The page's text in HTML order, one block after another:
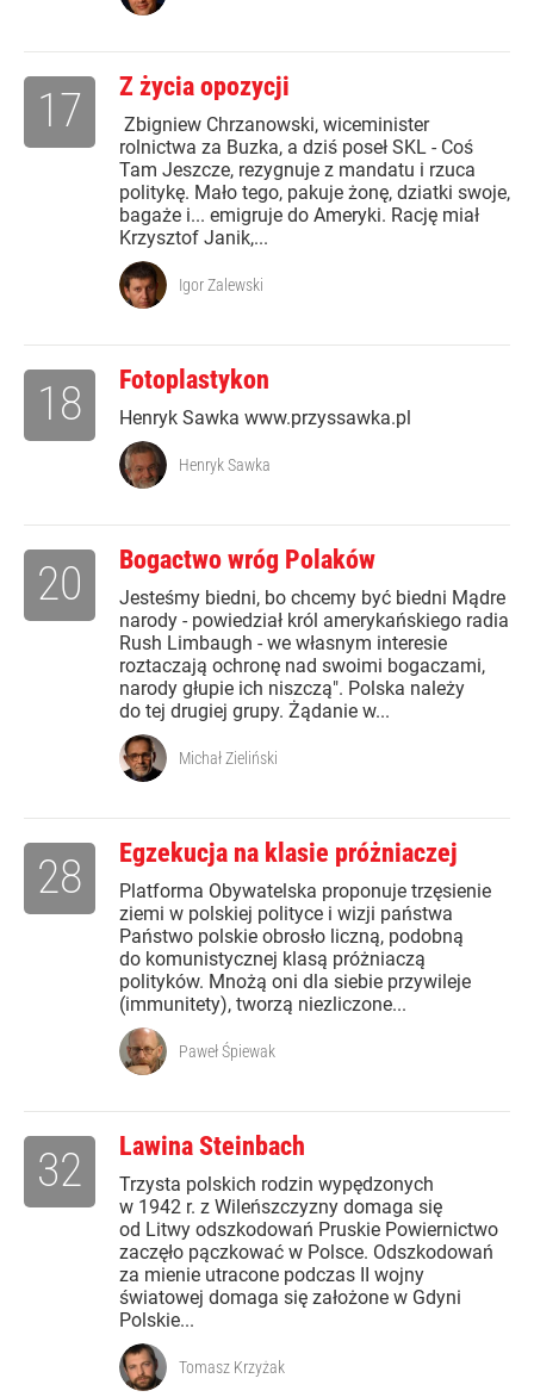
Z życia opozycji
Zbigniew Chrzanowski, wiceminister
rolnictwa za Buzka, a dziś poseł SKL - Coś
Tam Jeszcze, rezygnuje z mandatu i rzuca
politykę. Mało tego, pakuje żonę, dziatki swoje,
bagaże i... emigruje do Ameryki. Rację miał
Krzysztof Janik,...
17
Igor Zalewski
Fotoplastykon
Henryk Sawka www.przyssawka.pl
18
Henryk Sawka
Bogactwo wróg Polaków
Jesteśmy biedni, bo chcemy być biedni Mądre
narody - powiedział król amerykańskiego radia
Rush Limbaugh - we własnym interesie
roztaczają ochronę nad swoimi bogaczami,
narody głupie ich niszczą". Polska należy
do tej drugiej grupy. Żądanie w...
20
Michał Zieliński
Egzekucja na klasie próżniaczej
Platforma Obywatelska proponuje trzęsienie
ziemi w polskiej polityce i wizji państwa
Państwo polskie obrosło liczną, podobną
do komunistycznej klasą próżniaczą
polityków. Mnożą oni dla siebie przywileje
(immunitety), tworzą niezliczone...
28
Paweł Śpiewak
Lawina Steinbach
Trzysta polskich rodzin wypędzonych
w 1942 r. z Wileńszczyzny domaga się
od Litwy odszkodowań Pruskie Powiernictwo
zaczęło pączkować w Polsce. Odszkodowań
za mienie utracone podczas II wojny
światowej domaga się założone w Gdyni
Polskie...
32
Tomasz Krzyżak